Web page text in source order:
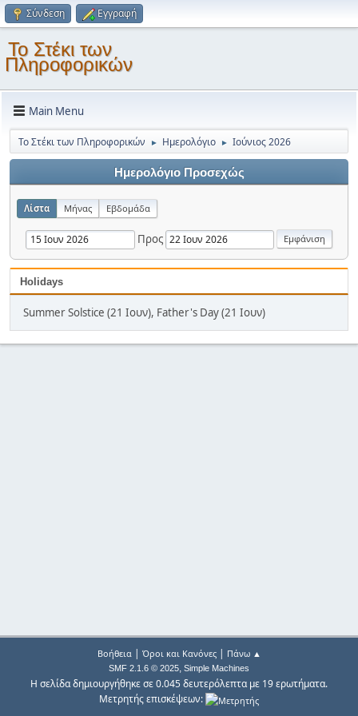
Σύνδεση Εγγραφή
Το Στέκι των
Πληροφορικών
Main Menu
Το Στέκι των Πληροφορικών ► Ημερολόγιο ► Ιούνιος 2026
Ημερολόγιο Προσεχώς
Λίστα Μήνας Εβδομάδα
Προς
Holidays
Summer Solstice (21 Ιουν), Father's Day (21 Ιουν)
Βοήθεια| Όροι και Κανόνες| Πάνω ▲
SMF 2.1.6 © 2025, Simple Machines
Η σελίδα δημιουργήθηκε σε 0.045 δευτερόλεπτα με 19 ερωτήματα.
Μετρητής επισκέψεων: